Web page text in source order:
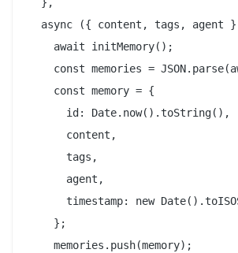
async ({ content, tags, agent
    await initMemory();
const memories =
    const memory = {
      id: Date.now().toString(),
      content,
      tags,
      agent,
timestamp: new
    };
    memories.push(memory);